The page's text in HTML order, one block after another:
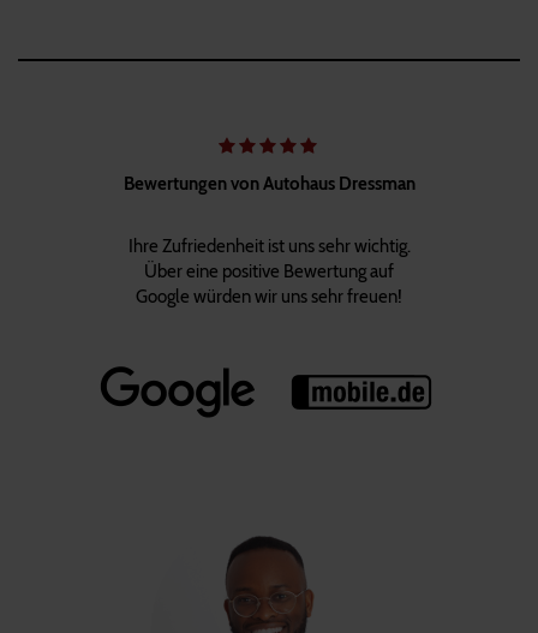
Bewertungen von Autohaus Dressman
Ihre Zufriedenheit ist uns sehr wichtig.
Über eine positive Bewertung auf
Google würden wir uns sehr freuen!